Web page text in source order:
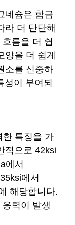
네슘은 합금
라 더 단단해
름을 더 쉽
을 더 쉽게
소를 신중하
이 부여되
한 특징을 가
적으로 42ksi
에서
에서
해당합니다.
력이 발생